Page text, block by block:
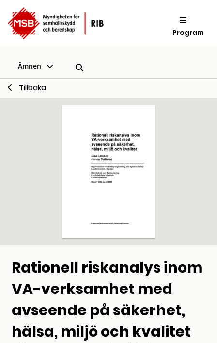
Program
Ämnen
Tillbaka
Rationell riskanalys inom
VA-verksamhet med
avseende på säkerhet,
hälsa, miljö och kvalitet